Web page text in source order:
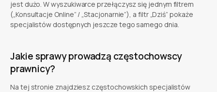
jest dużo. W wyszukiwarce przełączysz się jednym filtrem
(„Konsultacje Online” / „Stacjonarnie”), a filtr „Dziś” pokaże
specjalistów dostępnych jeszcze tego samego dnia.
Jakie sprawy prowadzą częstochowscy
prawnicy?
Na tej stronie znajdziesz częstochowskich specjalistów